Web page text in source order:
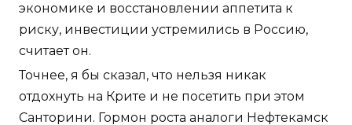
экономике и восстановлении аппетита к
риску, инвестиции устремились в Россию,
считает он.
Точнее, я бы сказал, что нельзя никак
отдохнуть на Крите и не посетить при этом
Санторини. Гормон роста аналоги Нефтекамск